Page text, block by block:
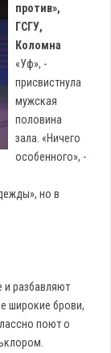
против»,
ГСГУ,
Коломна
«Уф», -
присвистнула
мужская
половина
зала. «Ничего
особенного», -
но в
и разбавляют
широкие брови,
поют о